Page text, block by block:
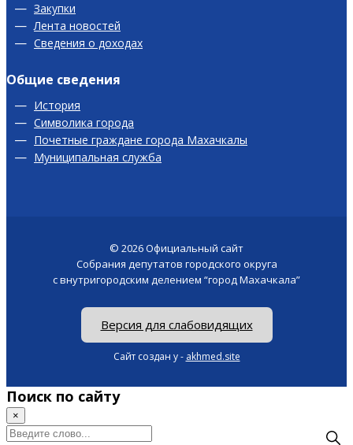
Закупки
Лента новостей
Сведения о доходах
Общие сведения
История
Символика города
Почетные граждане города Махачкалы
Муниципальная служба
© 2026Официальный сайт
Собрания депутатов городского округа
с внутригородским делением “город Махачкала”
Версия для слабовидящих
Сайт создан у - akhmed.site
Поиск по сайту
×